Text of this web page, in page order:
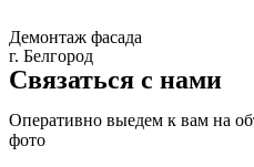
Демонтаж фасада
г. Белгород
Связаться с нами
Оперативно выедем к вам на
фото